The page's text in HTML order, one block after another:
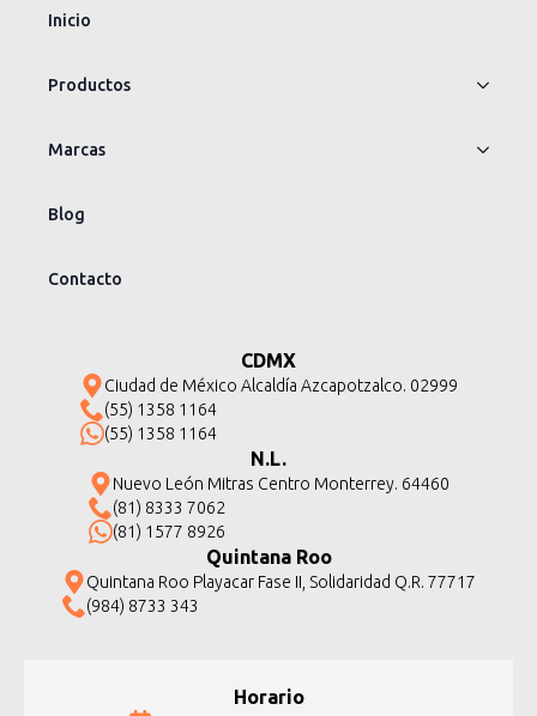
Inicio
Productos
Marcas
Blog
Contacto
CDMX
Ciudad de México Alcaldía Azcapotzalco. 02999
(55) 1358 1164
(55) 1358 1164
N.L.
Nuevo León Mitras Centro Monterrey. 64460
(81) 8333 7062
(81) 1577 8926
Quintana Roo
Quintana Roo Playacar Fase II, Solidaridad Q.R. 77717
(984) 8733 343
Horario